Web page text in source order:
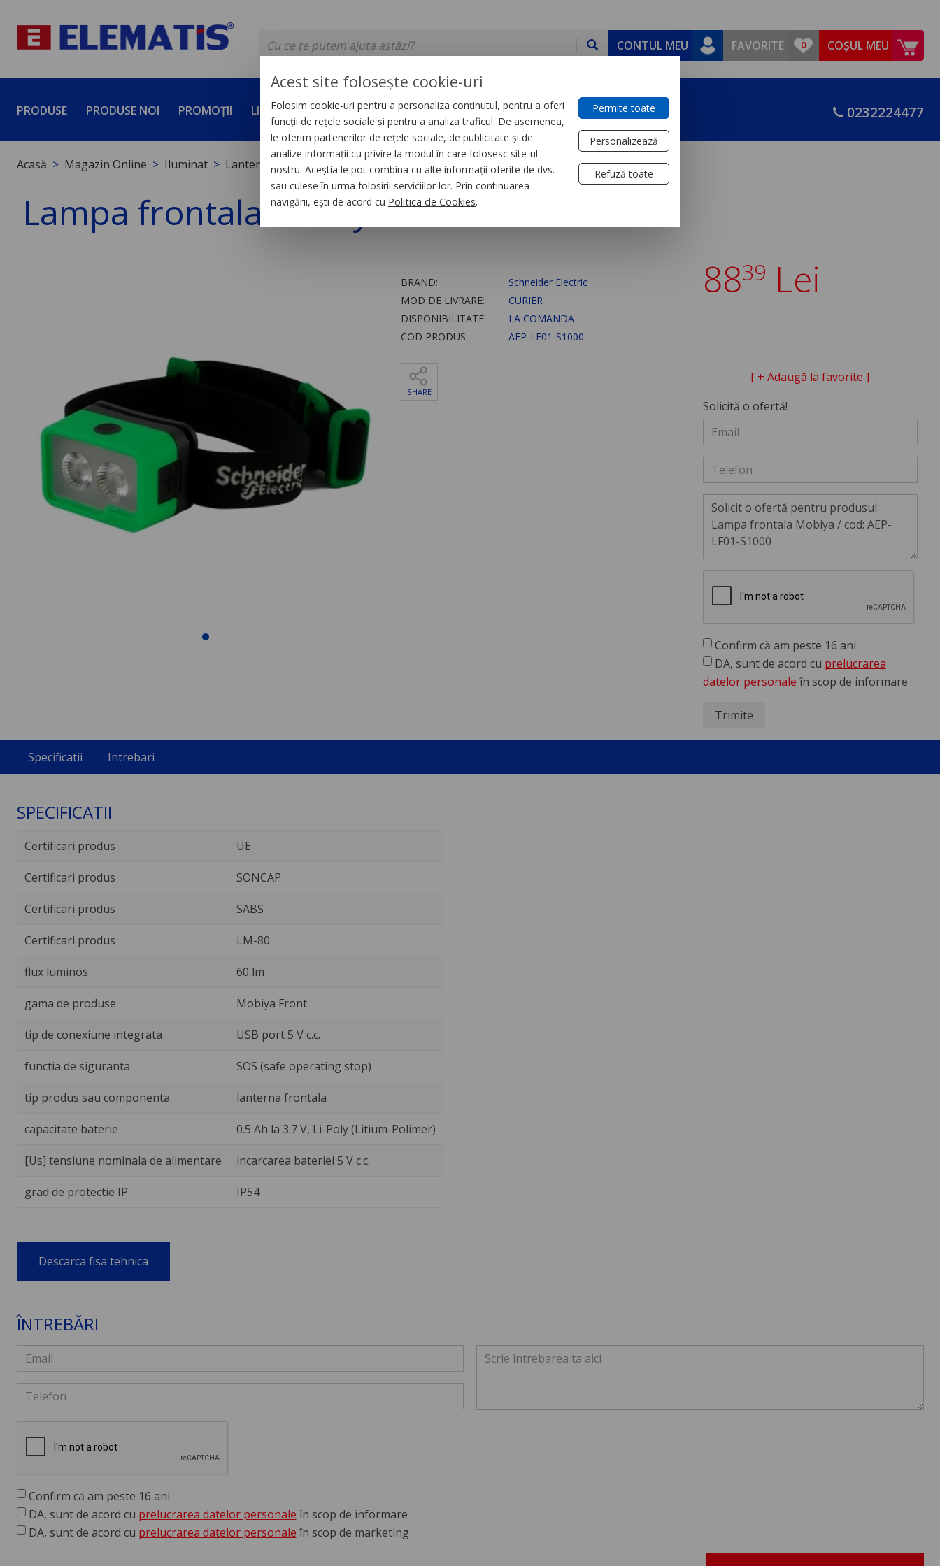
CONTUL MEU FAVORITE COȘUL MEU
PRODUSE PRODUSE NOI PROMOȚII LICHIDĂRI DE STOC SERVICII DEVINO PARTENER CONTACT 0232224477
Acasă Magazin Online Iluminat Lanterne
Lampa frontala Mobiya
BRAND:
Schneider Electric
MOD DE LIVRARE:
CURIER
DISPONIBILITATE:
LA COMANDA
COD PRODUS:
AEP-LF01-S1000
SHARE
8839 Lei
[ + Adaugă la favorite ]
Solicită o ofertă!
Confirm că am peste 16 ani
DA, sunt de acord cu prelucrarea
datelor personale în scop de informare
Trimite
Specificatii Intrebari
SPECIFICATII
Certificari produs UE
Certificari produs SONCAP
Certificari produs SABS
Certificari produs LM-80
flux luminos 60 lm
gama de produse Mobiya Front
tip de conexiune integrata USB port 5 V c.c.
functia de siguranta SOS (safe operating stop)
tip produs sau componenta lanterna frontala
capacitate baterie 0.5 Ah la 3.7 V, Li-Poly (Litium-Polimer)
[Us] tensiune nominala de alimentare incarcarea bateriei 5 V c.c.
grad de protectie IP IP54
Descarca fisa tehnica
ÎNTREBĂRI
Confirm că am peste 16 ani
DA, sunt de acord cu prelucrarea datelor personale în scop de informare
DA, sunt de acord cu prelucrarea datelor personale în scop de marketing
Acest site folosește cookie-uri
Folosim cookie-uri pentru a personaliza conținutul, pentru a oferi
funcții de rețele sociale și pentru a analiza traficul. De asemenea,
le oferim partenerilor de rețele sociale, de publicitate și de
analize informații cu privire la modul în care folosesc site-ul
nostru. Aceștia le pot combina cu alte informații oferite de dvs.
sau culese în urma folosirii serviciilor lor. Prin continuarea
navigării, ești de acord cu Politica de Cookies.
Permite toate
Personalizează
Refuză toate